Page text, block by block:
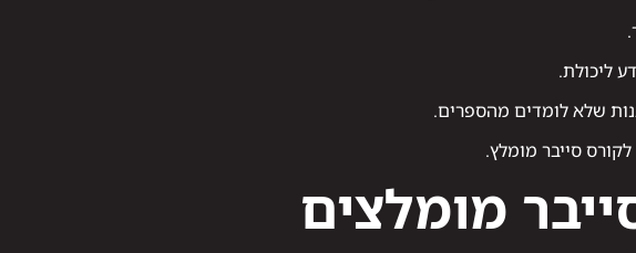
ליכולת.
שלא לומדים מהספרים.
סייבר מומלץ.
מומלצים